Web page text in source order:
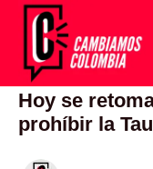
contenido
Hoy se
prohíbir la